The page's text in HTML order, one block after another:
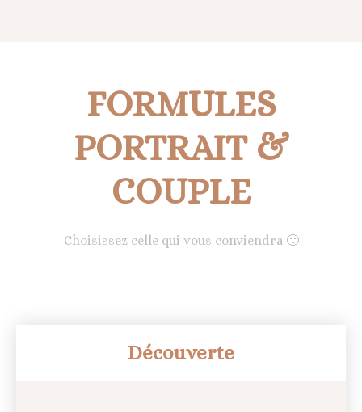
FORMULES
PORTRAIT &
COUPLE
Choisissez celle qui vous conviendra 🙂
Découverte